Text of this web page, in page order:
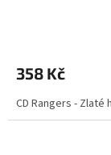
358 Kč
CD Rangers - Zlaté